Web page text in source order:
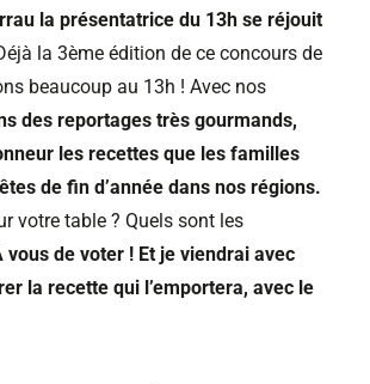
la présentatrice du 13h se réjouit
la 3ème édition de ce concours de
beaucoup au 13h ! Avec nos
des reportages très gourmands,
les recettes que les familles
de fin d’année dans nos régions.
votre table ? Quels sont les
vous de voter ! Et je viendrai avec
la recette qui l’emportera, avec le